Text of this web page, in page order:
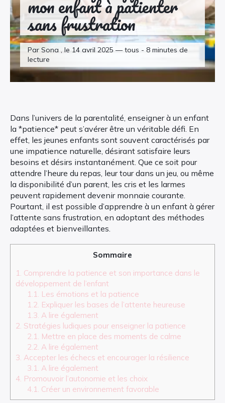
mon enfant à patienter
sans frustration
Par Sona , le 14 avril 2025 — tous - 8 minutes de
lecture
Dans l’univers de la parentalité, enseigner à un enfant
la *patience* peut s’avérer être un véritable défi. En
effet, les jeunes enfants sont souvent caractérisés par
une impatience naturelle, désirant satisfaire leurs
besoins et désirs instantanément. Que ce soit pour
attendre l’heure du repas, leur tour dans un jeu, ou même
la disponibilité d’un parent, les cris et les larmes
peuvent rapidement devenir monnaie courante.
Pourtant, il est possible d’apprendre à un enfant à gérer
l’attente sans frustration, en adoptant des méthodes
adaptées et bienveillantes.
Sommaire
1. Comprendre la patience et son importance dans le
développement de l’enfant
1.1. Les émotions et la patience
1.2. Expliquer les bases de l’attente heureuse
1.3. A lire également
2. Stratégies ludiques pour enseigner la patience
2.1. Mettre en place des moments de calme
2.2. A lire également
3. Accepter les échecs et encourager la résilience
3.1. A lire également
4. Promouvoir l’autonomie et les choix
4.1. Créer un environnement favorable